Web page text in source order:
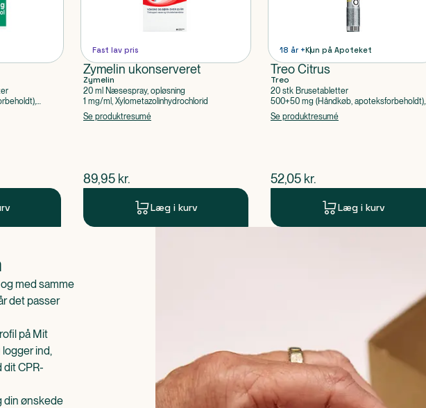
Fast lav pris
Zymelin ukonserveret
Zymelin
20 ml Næsespray, opløsning
1 mg/ml, Xylometazolinhydrochlorid
Se produktresumé
$nuværende pris
89,95 kr.
Læg i kurv
18 år +Kun på Apoteket
Treo Citrus
Treo
20 stk Brusetabletter
500+50 mg (Håndkøb, apoteksforbeholdt),
Acetylsalicylsyre, Caffein
Se produktresumé
$nuværende pris
52,05 kr.
Læg i kurv
med samme
det passer
på Mit
ind,
dit CPR-
din ønskede